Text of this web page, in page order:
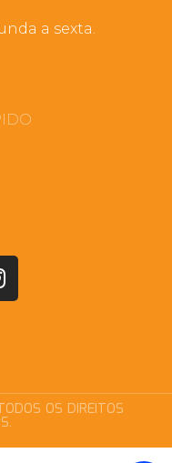
a sexta.
OS DIREITOS